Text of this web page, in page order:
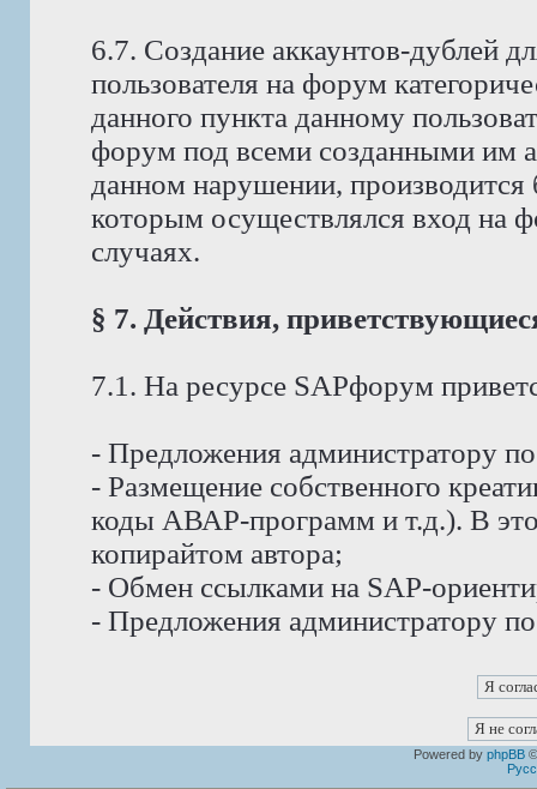
6.7. Создание аккаунтов-дублей
пользователя на форум
данного пункта данному
форум под всеми созданными им
данном нарушении, производится
которым осуществлялся вход на
случаях.
§ 7. Действия,
7.1. На ресурсе SAPфорум
- Предложения администратору
- Размещение собственного
коды АВАР-программ и т.д.). В
копирайтом автора;
- Обмен ссылками на SAP-
- Предложения администратору
Powered by phpBB